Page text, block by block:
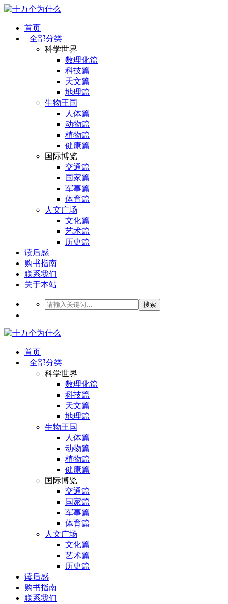
首页
全部分类
科学世界
数理化篇
科技篇
天文篇
地理篇
生物王国
人体篇
动物篇
植物篇
健康篇
国际博览
交通篇
国家篇
军事篇
体育篇
人文广场
文化篇
艺术篇
历史篇
读后感
购书指南
联系我们
关于本站
搜索
首页
全部分类
科学世界
数理化篇
科技篇
天文篇
地理篇
生物王国
人体篇
动物篇
植物篇
健康篇
国际博览
交通篇
国家篇
军事篇
体育篇
人文广场
文化篇
艺术篇
历史篇
读后感
购书指南
联系我们